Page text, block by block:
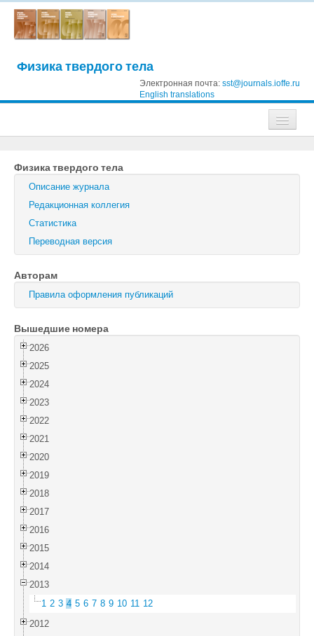
Физика твердого тела
Электронная почта: sst@journals.ioffe.ru
English translations
Журнал технической физики
Письма в Журнал технической физики
Физика твердого тела
Физика и техника полупроводников
Оптика и спектроскопия
Поиск
Войти
Физика твердого тела
Описание журнала
Редакционная коллегия
Статистика
Переводная версия
Авторам
Правила оформления публикаций
Вышедшие номера
2026
2025
2024
2023
2022
2021
2020
2019
2018
2017
2016
2015
2014
2013
1 2 3 4 5 6 7 8 9 10 11 12
2012